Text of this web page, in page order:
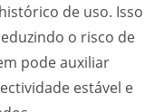
de uso. Isso
o risco de
pode auxiliar
estável e